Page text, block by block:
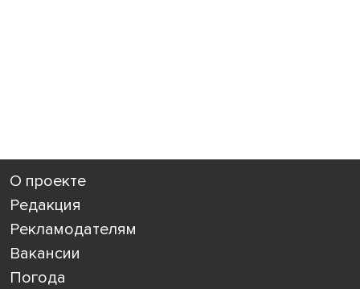
О проекте
Редакция
Рекламодателям
Вакансии
Погода